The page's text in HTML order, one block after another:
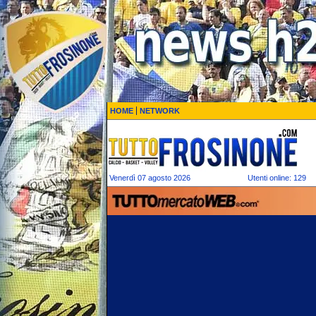
HOME NETWORK
Venerdì 07 agosto 2026 Utenti online: 129